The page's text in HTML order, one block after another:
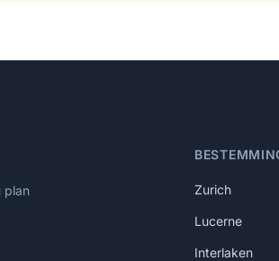
plan
Zurich
Lucerne
Interlaken